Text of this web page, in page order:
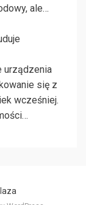
ale…
urządzenia
się z
wcześniej.